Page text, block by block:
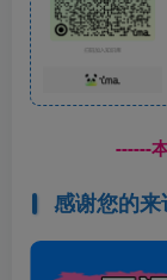
------
感谢您的来